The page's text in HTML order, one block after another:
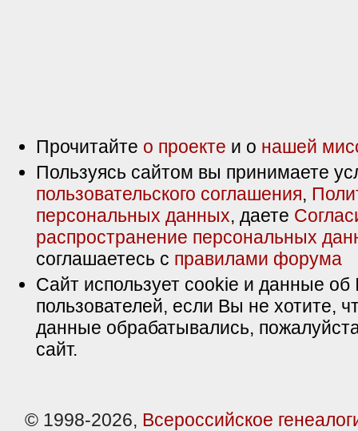
Прочитайте о проекте и о нашей
Пользуясь сайтом вы принимаете
пользовательского соглашения,
персональных данных, даете
распространение персональных
соглашаетесь с правилами форума
Сайт использует cookie и данные об
пользователей, если Вы не хотите,
данные обрабатывались,
сайт.
© 1998-2026, Всероссийское